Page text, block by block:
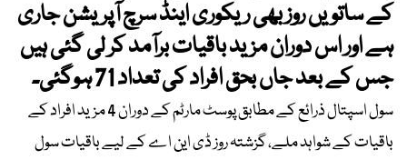
کے ساتویں روز بھی ریکوری اینڈ سرچ آپریشن جاری
ہے اور اس دوران مزید باقیات برآمد کر لی گئی ہیں
جس کے بعد جاں بحق افراد کی تعداد 71 ہوگئی۔
سول اسپتال ذرائع کے مطابق پوسٹ مارٹم کے دوران 4 مزید افراد کے
باقیات کے شواہد ملے، گزشتہ روز ڈی این اے کے لیے باقیات سول